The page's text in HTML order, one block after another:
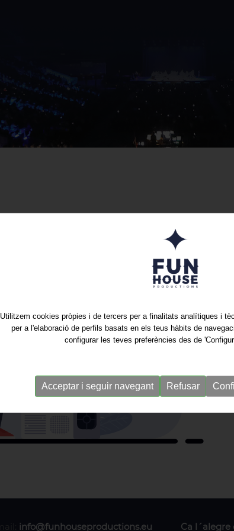
info@funhouseproductions.eu Ca l´alegre
Utilitzem cookies pròpies i de tercers per a finalitats analítiques i
per a l'elaboració de perfils basats en els teus hàbits de
configurar les teves preferències des de
Acceptar i seguir navegant Refusar